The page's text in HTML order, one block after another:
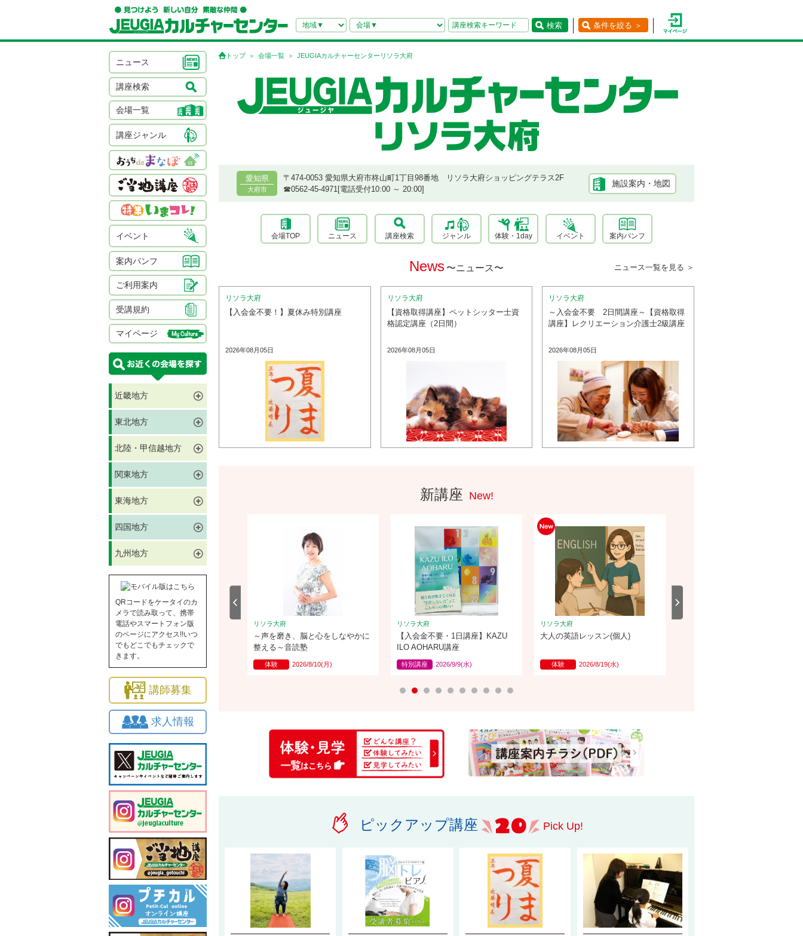
検索 条件を絞る ＞
ニュース
講座検索
会場一覧
講座ジャンル
イベント
案内パンフ
ご利用案内
受講規約
マイページ
近畿地方
東北地方
北陸・甲信越地方
関東地方
東海地方
四国地方
九州地方
QRコードをケータイのカ
メラで読み取って、携帯
電話やスマートフォン版
のページにアクセス!!いつ
でもどこでもチェックで
きます。
講師募集
求人情報
トップ 会場一覧 JEUGIAカルチャーセンターリソラ大府
愛知県
大府市
〒474-0053 愛知県大府市柊山町1丁目98番地 リソラ大府ショッピングテラス2F
☎︎0562-45-4971[電話受付10:00 ～ 20:00]
施設案内・地図
会場TOP ニュース 講座検索 ジャンル 体験・1day イベント 案内パンフ
News 〜ニュース〜 ニュース一覧を見る ＞
リソラ大府
【入会金不要！】夏休み特別講座
2026年08月05日
リソラ大府
【資格取得講座】ペットシッター士資
格認定講座（2日間）
2026年08月05日
リソラ大府
～入会金不要 2日間講座～【資格取得
講座】レクリエーション介護士2級講座
2026年08月05日
新講座 New!
リソラ大府
おしゃれに楽しむシャンソン（個
人）
リソラ大府
～声を磨き、脳と心をしなやかに
整える～音読塾
体験 2026/8/10(月)
リソラ大府
【入会金不要・1日講座】KAZU
ILO AOHARU講座
特別講座 2026/9/9(水)
リソラ大府
大人の英語レッスン(個人)
体験 2026/8/19(水)
ピックアップ講座 Pick Up!